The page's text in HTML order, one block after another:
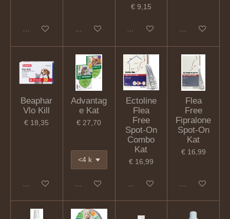
In winkelwagen In winkelwagen
€ 9,15
In winkelwagen In winkelwagen
Beaphar
Vlo Kill
€ 18,35
In winkelwagen
Advantag
e Kat
€ 27,70
In winkelwagen
Ectoline
Flea
Free
Spot-On
Combo
Kat
€ 16,99
In winkelwagen
Flea
Free
Fipralone
Spot-On
Kat
€ 16,99
In winkelwagen